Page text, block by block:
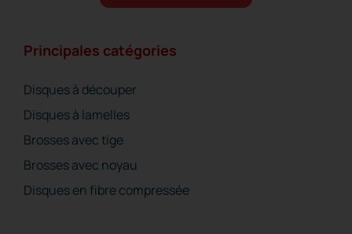
Principales catégories
Disques à découper
Disques à lamelles
Brosses avec tige
Brosses avec noyau
Disques en fibre compressée